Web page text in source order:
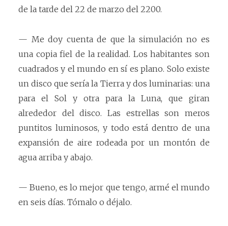
de la tarde del 22 de marzo del 2200.
— Me doy cuenta de que la simulación no es
una copia fiel de la realidad. Los habitantes son
cuadrados y el mundo en sí es plano. Solo existe
un disco que sería la Tierra y dos luminarias: una
para el Sol y otra para la Luna, que giran
alrededor del disco. Las estrellas son meros
puntitos luminosos, y todo está dentro de una
expansión de aire rodeada por un montón de
agua arriba y abajo.
— Bueno, es lo mejor que tengo, armé el mundo
en seis días. Tómalo o déjalo.